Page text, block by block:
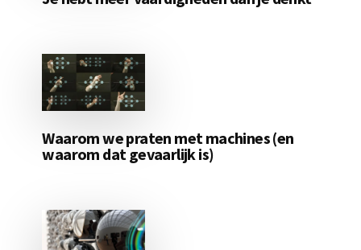
Waarom we praten met machines (en
waarom dat gevaarlijk is)